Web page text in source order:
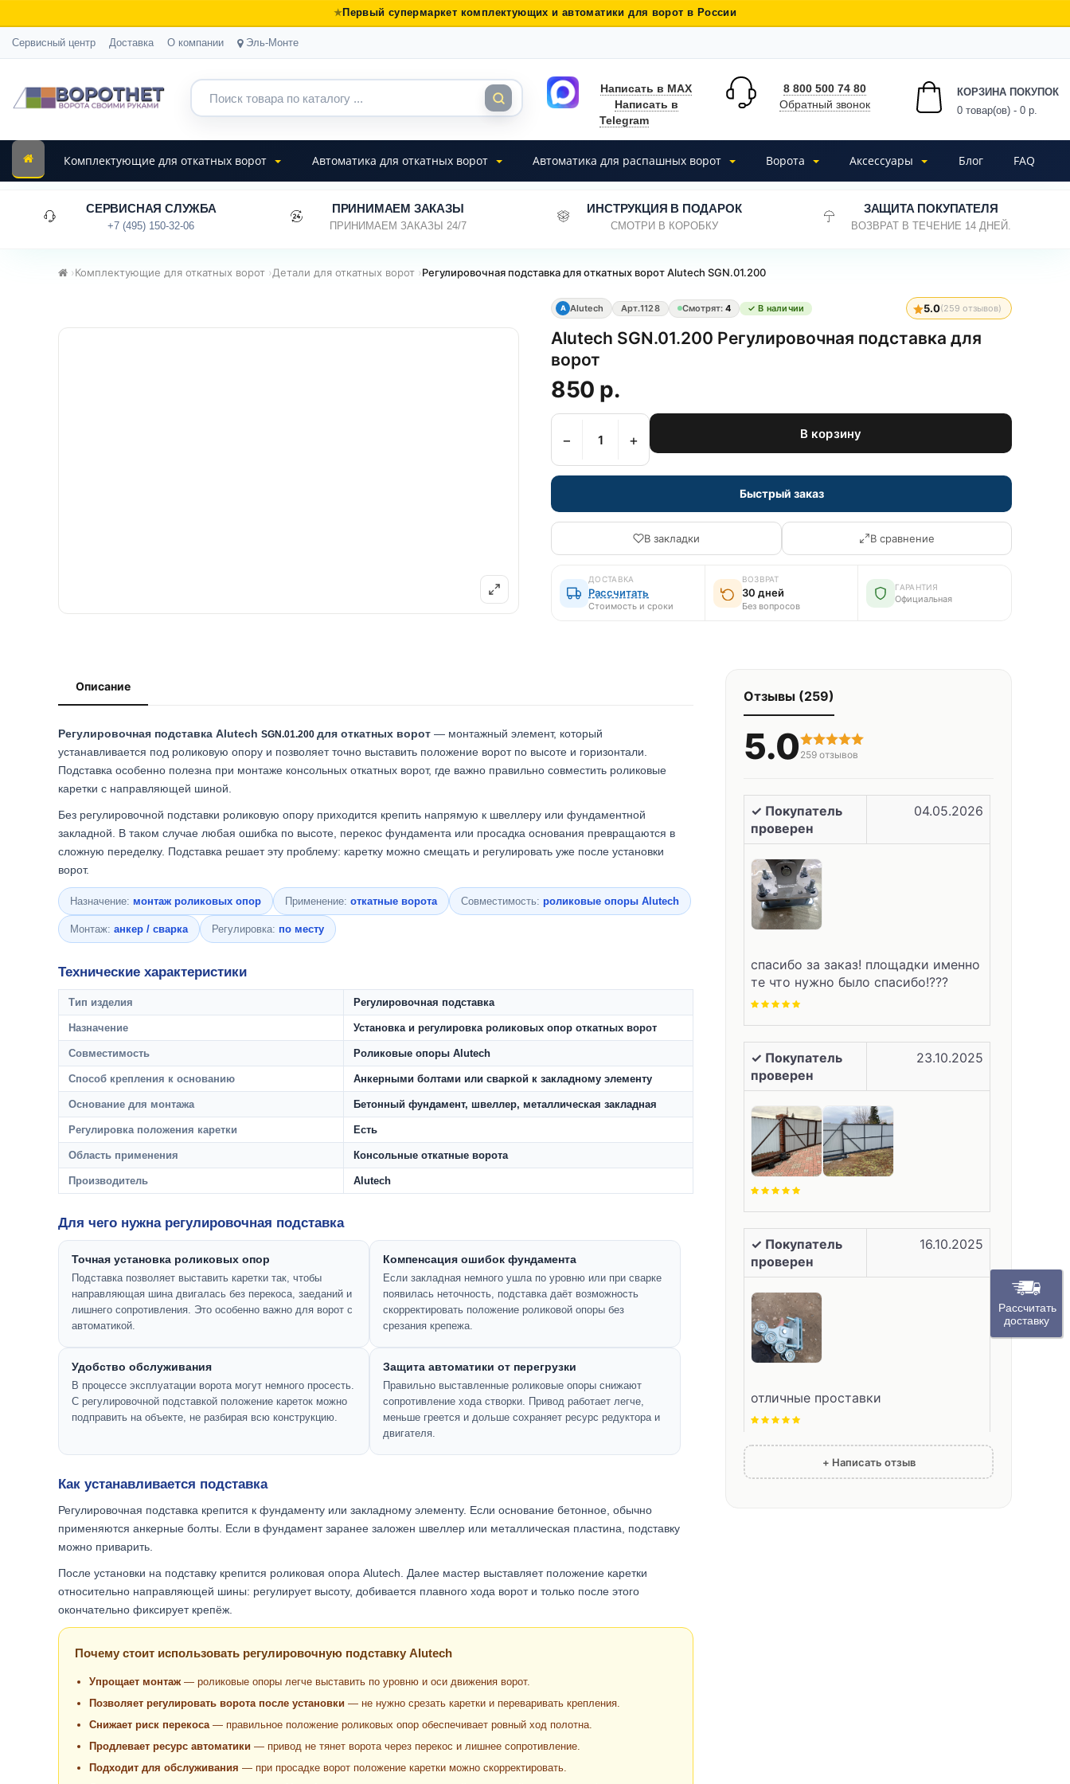
Первый супермаркет комплектующих и автоматики для ворот в России
Сервисный центр Доставка О компании Эль-Монте
Написать в MAX
Написать в
Telegram
8 800 500 74 80
Обратный звонок
КОРЗИНА ПОКУПОК
0 товар(ов) - 0 р.
Комплектующие для откатных ворот Автоматика для откатных ворот Автоматика для распашных ворот Ворота Аксессуары Блог FAQ
СЕРВИСНАЯ СЛУЖБА
+7 (495) 150-32-06
ПРИНИМАЕМ ЗАКАЗЫ
ПРИНИМАЕМ ЗАКАЗЫ 24/7
ИНСТРУКЦИЯ В ПОДАРОК
СМОТРИ В КОРОБКУ
ЗАЩИТА ПОКУПАТЕЛЯ
ВОЗВРАТ В ТЕЧЕНИЕ 14 ДНЕЙ.
›Комплектующие для откатных ворот ›Детали для откатных ворот ›Регулировочная подставка для откатных ворот Alutech SGN.01.200
A Alutech Арт.1128 Смотрят: 4 ✓ В наличии 5.0(259 отзывов)
Аlutech SGN.01.200 Регулировочная подставка для
ворот
850 р.
− + В корзину
Быстрый заказ
В закладки В сравнение
ДОСТАВКА
Рассчитать
Стоимость и сроки
ВОЗВРАТ
30 дней
Без вопросов
ГАРАНТИЯ
Официальная
Описание
Регулировочная подставка Alutech SGN.01.200 для откатных ворот — монтажный элемент, который
устанавливается под роликовую опору и позволяет точно выставить положение ворот по высоте и горизонтали.
Подставка особенно полезна при монтаже консольных откатных ворот, где важно правильно совместить роликовые
каретки с направляющей шиной.
Без регулировочной подставки роликовую опору приходится крепить напрямую к швеллеру или фундаментной
закладной. В таком случае любая ошибка по высоте, перекос фундамента или просадка основания превращаются в
сложную переделку. Подставка решает эту проблему: каретку можно смещать и регулировать уже после установки
ворот.
Назначение: монтаж роликовых опор Применение: откатные ворота Совместимость: роликовые опоры Alutech
Монтаж: анкер / сварка Регулировка: по месту
Технические характеристики
Тип изделия Регулировочная подставка
Назначение Установка и регулировка роликовых опор откатных ворот
Совместимость Роликовые опоры Alutech
Способ крепления к основанию Анкерными болтами или сваркой к закладному элементу
Основание для монтажа Бетонный фундамент, швеллер, металлическая закладная
Регулировка положения каретки Есть
Область применения Консольные откатные ворота
Производитель Alutech
Для чего нужна регулировочная подставка
Точная установка роликовых опор
Подставка позволяет выставить каретки так, чтобы
направляющая шина двигалась без перекоса, заеданий и
лишнего сопротивления. Это особенно важно для ворот с
автоматикой.
Компенсация ошибок фундамента
Если закладная немного ушла по уровню или при сварке
появилась неточность, подставка даёт возможность
скорректировать положение роликовой опоры без
срезания крепежа.
Удобство обслуживания
В процессе эксплуатации ворота могут немного просесть.
С регулировочной подставкой положение кареток можно
подправить на объекте, не разбирая всю конструкцию.
Защита автоматики от перегрузки
Правильно выставленные роликовые опоры снижают
сопротивление хода створки. Привод работает легче,
меньше греется и дольше сохраняет ресурс редуктора и
двигателя.
Как устанавливается подставка
Регулировочная подставка крепится к фундаменту или закладному элементу. Если основание бетонное, обычно
применяются анкерные болты. Если в фундамент заранее заложен швеллер или металлическая пластина, подставку
можно приварить.
После установки на подставку крепится роликовая опора Alutech. Далее мастер выставляет положение каретки
относительно направляющей шины: регулирует высоту, добивается плавного хода ворот и только после этого
окончательно фиксирует крепёж.
Почему стоит использовать регулировочную подставку Alutech
Упрощает монтаж — роликовые опоры легче выставить по уровню и оси движения ворот.
Позволяет регулировать ворота после установки — не нужно срезать каретки и переваривать крепления.
Снижает риск перекоса— правильное положение роликовых опор обеспечивает ровный ход полотна.
Продлевает ресурс автоматики — привод не тянет ворота через перекос и лишнее сопротивление.
Подходит для обслуживания — при просадке ворот положение каретки можно скорректировать.
Отзывы (259)
5.0 259 отзывов
✓ Покупатель
проверен
04.05.2026
спасибо за заказ! площадки именно
те что нужно было спасибо!???
✓ Покупатель
проверен
23.10.2025
✓ Покупатель
проверен
16.10.2025
отличные проставки
✓ Покупатель
11.10.2025
+ Написать отзыв
Рассчитать
доставку